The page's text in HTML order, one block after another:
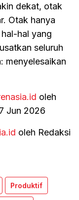
dekat, otak
Otak hanya
hal yang
seluruh
menyelesaikan
oleh
Jun 2026
oleh Redaksi
Produktif